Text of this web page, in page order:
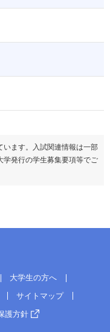
います。入試関連情報は一部
学発行の学生募集要項等でご
大学生の方へ
サイトマップ
護方針